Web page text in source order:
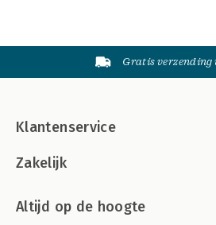
Gratis
Klantenservice
Zakelijk
Altijd op de hoogte